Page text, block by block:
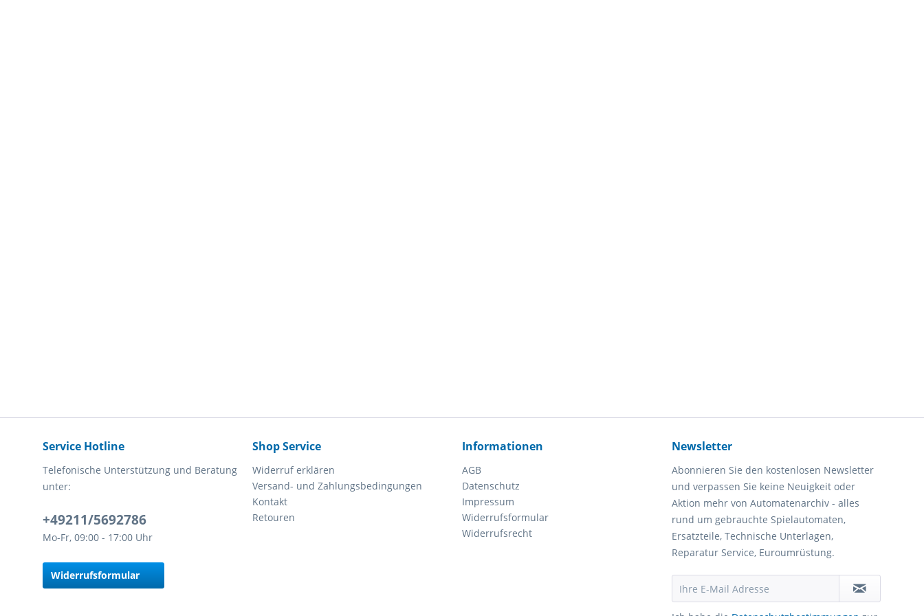
Service Hotline
Telefonische Unterstützung und Beratung
unter:
+49211/5692786
Mo-Fr, 09:00 - 17:00 Uhr
Widerrufsformular
Shop Service
Widerruf erklären
Versand- und Zahlungsbedingungen
Kontakt
Retouren
Informationen
AGB
Datenschutz
Impressum
Widerrufsformular
Widerrufsrecht
Newsletter
Abonnieren Sie den kostenlosen Newsletter
und verpassen Sie keine Neuigkeit oder
Aktion mehr von Automatenarchiv - alles
rund um gebrauchte Spielautomaten,
Ersatzteile, Technische Unterlagen,
Reparatur Service, Euroumrüstung.